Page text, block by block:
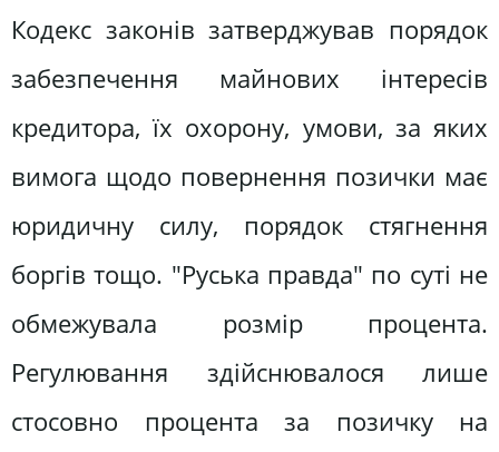
Кодекс законів затверджував порядок
забезпечення майнових інтересів
кредитора, їх охорону, умови, за яких
вимога щодо повернення позички має
юридичну силу, порядок стягнення
боргів тощо. "Руська правда" по суті не
обмежувала розмір процента.
Регулювання здійснювалося лише
стосовно процента за позичку на